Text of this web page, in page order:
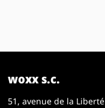
woxx s.c.
51, avenue de la Liberté